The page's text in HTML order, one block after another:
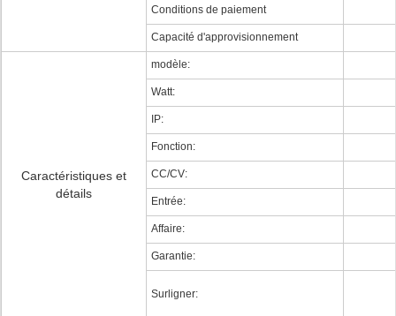
Conditions de paiement
Capacité d'approvisionnement
Caractéristiques et
détails
modèle:
Watt:
IP:
Fonction:
CC/CV:
Entrée:
Affaire:
Garantie:
Surligner: